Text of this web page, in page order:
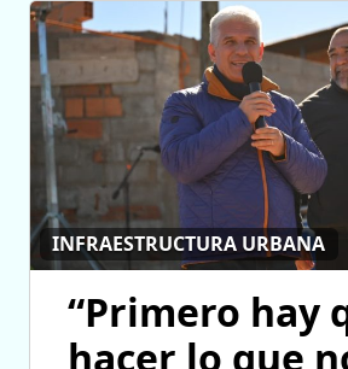
INFRAESTRUCTURA URBANA
“Primero hay
hacer lo que